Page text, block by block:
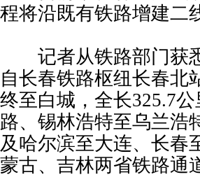
程将沿既有铁路增建二
记者从铁路部门获悉
自长春铁路枢纽长春北
终至白城，全长325.7
路、锡林浩特至乌兰浩
及哈尔滨至大连、长春
蒙古、吉林两省铁路通